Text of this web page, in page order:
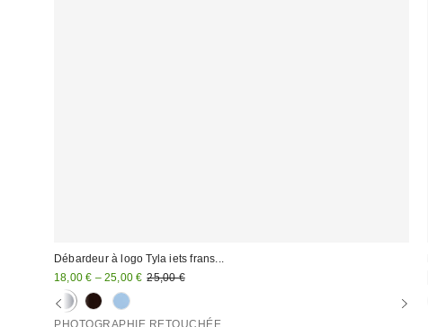
Débardeur à logo Tyla iets frans...
Prix
remisé
:
18,00 € – 25,00 € Prix
25,00 €